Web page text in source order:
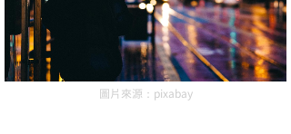
圖片來源：pixabay